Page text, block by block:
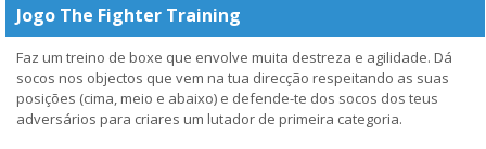
Jogo The Fighter Training
Faz um treino de boxe que envolve muita destreza e agilidade. Dá
socos nos objectos que vem na tua direcção respeitando as suas
posições (cima, meio e abaixo) e defende-te dos socos dos teus
adversários para criares um lutador de primeira categoria.